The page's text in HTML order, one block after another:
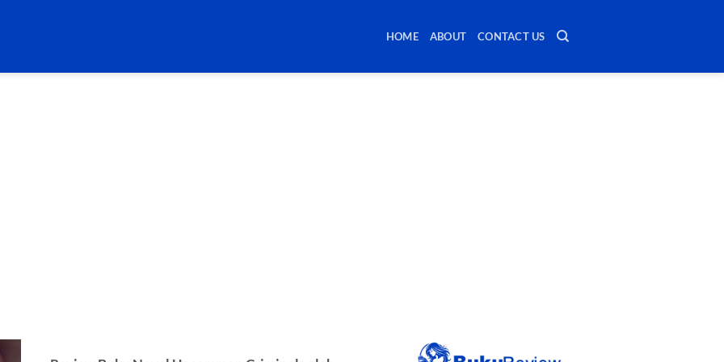
HOME ABOUT CONTACT US